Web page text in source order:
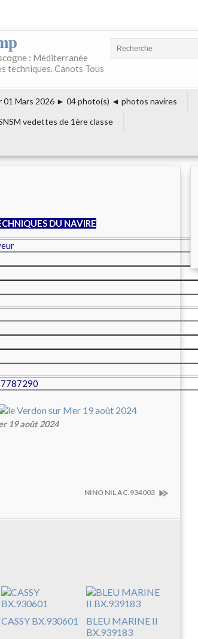
: Méditerranée
techniques. Canots Tous
01 Mars 2026 ► 04 photo(s) ◄ photos navires
vedettes de 1ère classe
DU NAVIRE
19 août 2024
NINO NIL AC.934003
CASSY BX.930601
BLEU MARINE II
BX.939183